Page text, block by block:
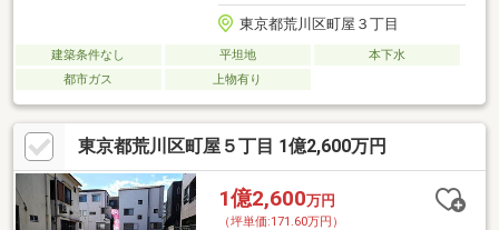
東京都荒川区町屋３丁目
建築条件なし 平坦地
本下水
都市ガス
上物有り
東京都荒川区町屋５丁目 1億2,600万円
1億2,600万円
（坪単価:171.60万円）